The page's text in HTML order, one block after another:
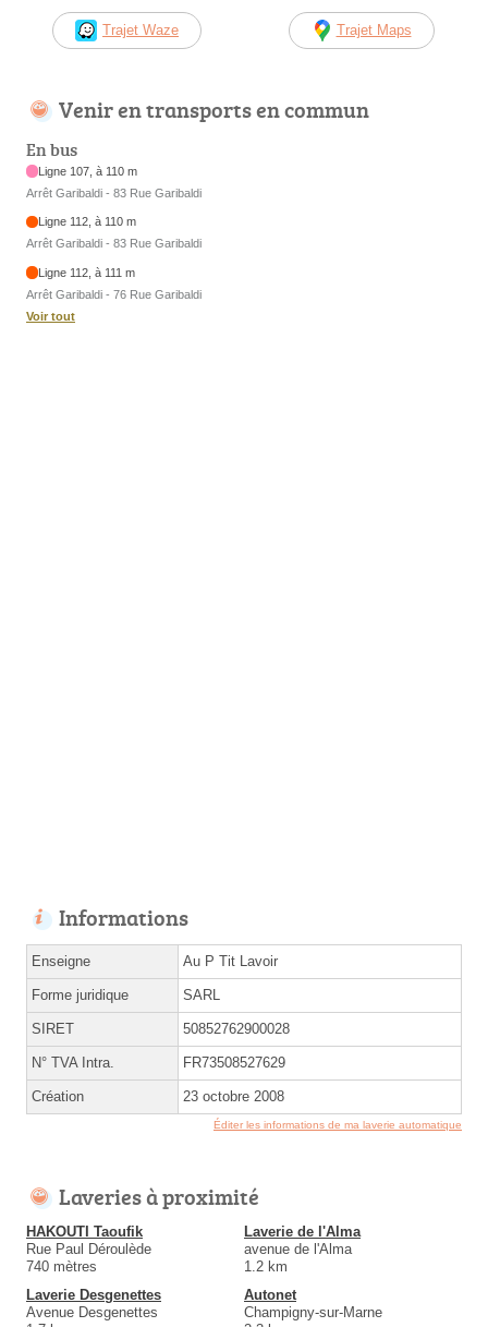
Trajet Waze Trajet Maps
Venir en transports en commun
En bus
Ligne 107, à 110 m
Arrêt Garibaldi - 83 Rue Garibaldi
Ligne 112, à 110 m
Arrêt Garibaldi - 83 Rue Garibaldi
Ligne 112, à 111 m
Arrêt Garibaldi - 76 Rue Garibaldi
Voir tout
Informations
Enseigne Au P Tit Lavoir
Forme juridique SARL
SIRET 50852762900028
N° TVA Intra. FR73508527629
Création 23 octobre 2008
Éditer les informations de ma laverie automatique
Laveries à proximité
HAKOUTI Taoufik
Rue Paul Déroulède
740 mètres
Laverie de l'Alma
avenue de l'Alma
1.2 km
Laverie Desgenettes
Avenue Desgenettes
Autonet
Champigny-sur-Marne